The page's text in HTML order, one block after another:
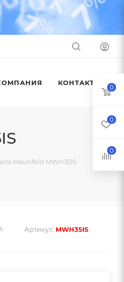
КОНТАКТЫ
Maunfeld MWH35IS
Артикул: MWH35IS
0
0
0